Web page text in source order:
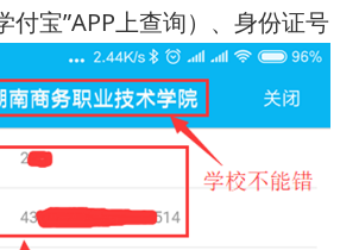
付宝”APP上查询）、身份证号